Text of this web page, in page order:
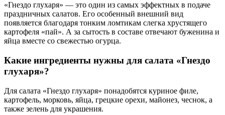
«Гнездо глухаря» — это один из самых эффектных в подаче
праздничных салатов. Его особенный внешний вид
появляется благодаря тонким ломтикам слегка хрустящего
картофеля «пай». А за сытость в составе отвечают буженина и
яйца вместе со свежестью огурца.
Какие ингредиенты нужны для салата «Гнездо
глухаря»?
Для салата «Гнездо глухаря» понадобятся куриное филе,
картофель, морковь, яйца, грецкие орехи, майонез, чеснок, а
также зелень для украшения.